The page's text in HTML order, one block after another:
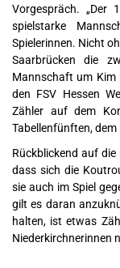
Vorgespräch.
spielstarke
Spielerinnen. Nicht
Saarbrücken die
Mannschaft um Kim
den FSV Hessen
Zähler auf dem
Tabellenfünften, dem
Rückblickend auf
dass sich die
sie auch im Spiel
gilt es daran
halten, ist etwas
Niederkirchnerinnen